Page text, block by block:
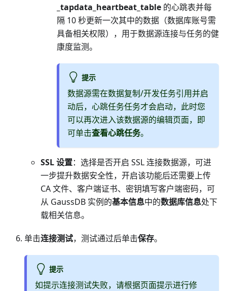
_tapdata_heartbeat_table 的心跳表并每
隔 10 秒更新一次其中的数据（数据库账号需
具备相关权限），用于数据源连接与任务的健
康度监测。
提示
数据源需在数据复制/开发任务引用并启
动后，心跳任务任务才会启动，此时您
可以再次进入该数据源的编辑页面，即
可单击查看心跳任务。
SSL 设置：选择是否开启 SSL 连接数据源，可进
一步提升数据安全性，开启该功能后还需要上传
CA 文件、客户端证书、密钥填写客户端密码，可
从 GaussDB 实例的基本信息中的数据库信息处下
载相关信息。
单击连接测试，测试通过后单击保存。
提示
如提示连接测试失败，请根据页面提示进行修